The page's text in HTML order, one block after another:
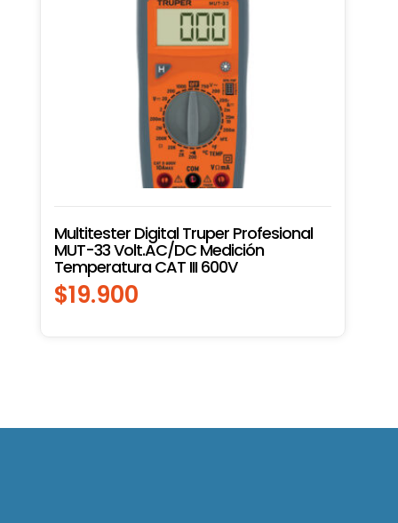
Multitester Digital Truper Profesional
MUT-33 Volt.AC/DC Medición
Temperatura CAT III 600V
$19.900